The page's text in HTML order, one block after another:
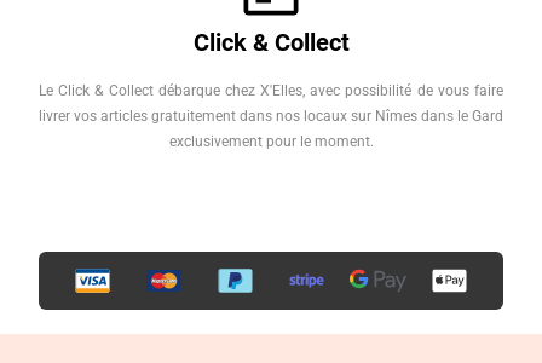
Click & Collect
Le Click & Collect débarque chez X'Elles, avec possibilité de vous faire
livrer vos articles gratuitement dans nos locaux sur Nîmes dans le Gard
exclusivement pour le moment.